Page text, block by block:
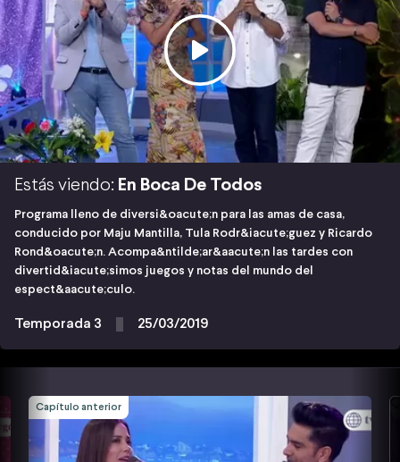
Estás viendo: En Boca De Todos
Programa lleno de diversi&oacute;n para las amas de casa,
conducido por Maju Mantilla, Tula Rodr&iacute;guez y Ricardo
Rond&oacute;n. Acompa&ntilde;ar&aacute;n las tardes con
divertid&iacute;simos juegos y notas del mundo del
espect&aacute;culo.
Temporada 3 25/03/2019
Capítulo anterior